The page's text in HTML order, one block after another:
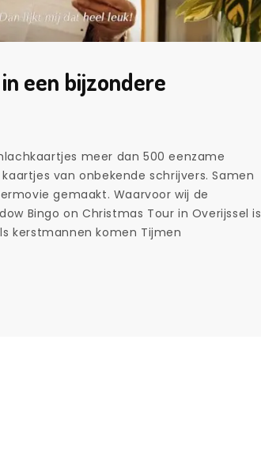
een bijzondere
meer dan 500 eenzame
van onbekende schrijvers. Samen
gemaakt. Waarvoor wij de
Bingo on Christmas Tour in Overijssel is
kerstmannen komen Tijmen